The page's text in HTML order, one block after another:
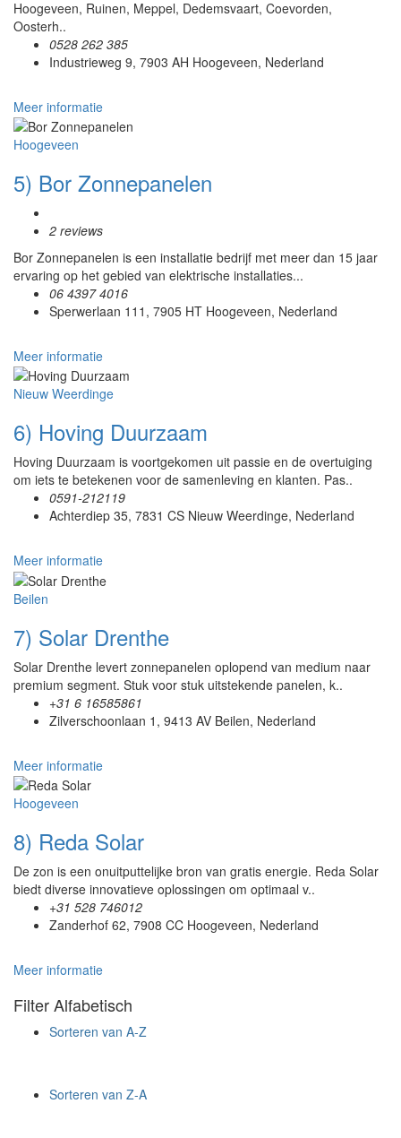
Hoogeveen, Ruinen, Meppel, Dedemsvaart, Coevorden,
Oosterh..
0528 262 385
Industrieweg 9, 7903 AH Hoogeveen, Nederland
Meer informatie
Hoogeveen
5) Bor Zonnepanelen
2 reviews
Bor Zonnepanelen is een installatie bedrijf met meer dan 15 jaar
ervaring op het gebied van elektrische installaties...
06 4397 4016
Sperwerlaan 111, 7905 HT Hoogeveen, Nederland
Meer informatie
Nieuw Weerdinge
6) Hoving Duurzaam
Hoving Duurzaam is voortgekomen uit passie en de overtuiging
om iets te betekenen voor de samenleving en klanten. Pas..
0591-212119
Achterdiep 35, 7831 CS Nieuw Weerdinge, Nederland
Meer informatie
Beilen
7) Solar Drenthe
Solar Drenthe levert zonnepanelen oplopend van medium naar
premium segment. Stuk voor stuk uitstekende panelen, k..
+31 6 16585861
Zilverschoonlaan 1, 9413 AV Beilen, Nederland
Meer informatie
Hoogeveen
8) Reda Solar
De zon is een onuitputtelijke bron van gratis energie. Reda Solar
biedt diverse innovatieve oplossingen om optimaal v..
+31 528 746012
Zanderhof 62, 7908 CC Hoogeveen, Nederland
Meer informatie
Filter Alfabetisch
Sorteren van A-Z
Sorteren van Z-A